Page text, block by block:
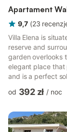
Apartament
9,7 (23
Villa Elena is
reserve and
garden overlooks
elegant place
and is a perfect
"alexander" as
and two single
mezzanine and
od 392 zł / noc